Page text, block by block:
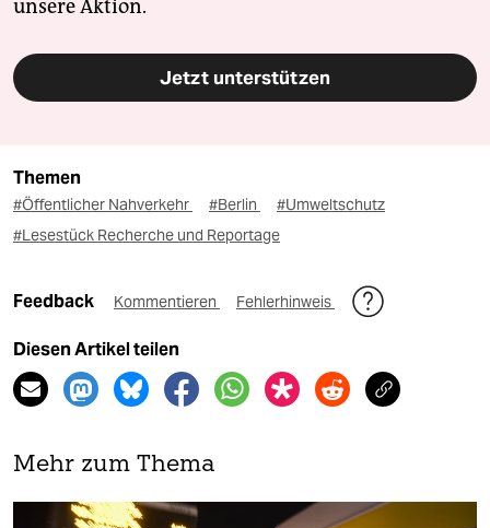
unsere Aktion.
Jetzt unterstützen
Themen
#Öffentlicher Nahverkehr #Berlin
#Umweltschutz
#Lesestück Recherche und Reportage
Feedback Kommentieren Fehlerhinweis
Diesen Artikel teilen
Mehr zum Thema